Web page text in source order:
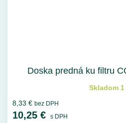
Doska predná ku filtru
Skladom 1
8,33 € bez DPH
10,25 € s DPH